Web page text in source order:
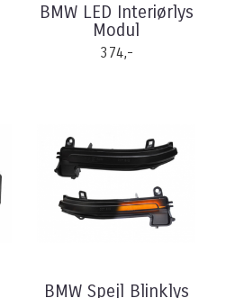
BMW LED Interiørlys
Modul
374,-
BMW Spejl Blinklys